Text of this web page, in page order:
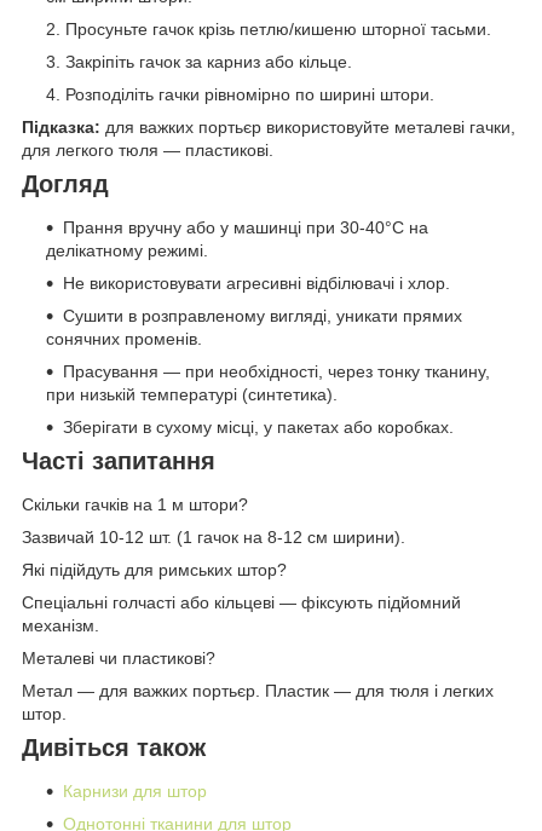
Просуньте гачок крізь петлю/кишеню шторної тасьми.
Закріпіть гачок за карниз або кільце.
Розподіліть гачки рівномірно по ширині штори.
Підказка: для важких портьєр використовуйте металеві гачки,
для легкого тюля — пластикові.
Догляд
Прання вручну або у машинці при 30-40°C на
делікатному режимі.
Не використовувати агресивні відбілювачі і хлор.
Сушити в розправленому вигляді, уникати прямих
сонячних променів.
Прасування — при необхідності, через тонку тканину,
при низькій температурі (синтетика).
Зберігати в сухому місці, у пакетах або коробках.
Часті запитання
Скільки гачків на 1 м штори?
Зазвичай 10-12 шт. (1 гачок на 8-12 см ширини).
Які підійдуть для римських штор?
Спеціальні голчасті або кільцеві — фіксують підйомний
механізм.
Металеві чи пластикові?
Метал — для важких портьєр. Пластик — для тюля і легких
штор.
Дивіться також
Карнизи для штор
Однотонні тканини для штор